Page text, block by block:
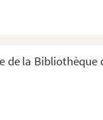
de la Bibliothèque